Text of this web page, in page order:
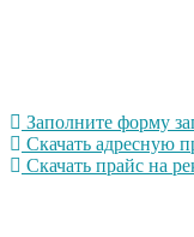
Заполните форму
Скачать адресную
Скачать прайс на